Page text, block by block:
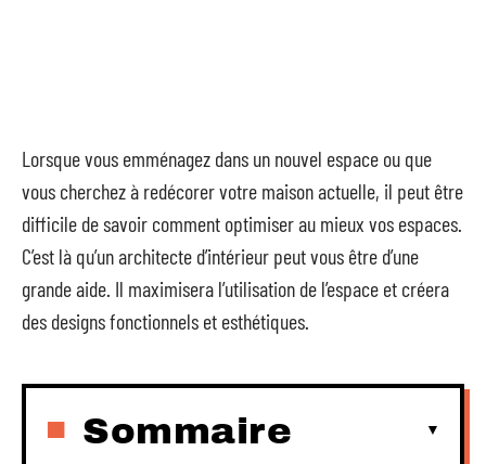
Lorsque vous emménagez dans un nouvel espace ou que
vous cherchez à redécorer votre maison actuelle, il peut être
difficile de savoir comment optimiser au mieux vos espaces.
C’est là qu’un architecte d’intérieur peut vous être d’une
grande aide. Il maximisera l’utilisation de l’espace et créera
des designs fonctionnels et esthétiques.
Sommaire